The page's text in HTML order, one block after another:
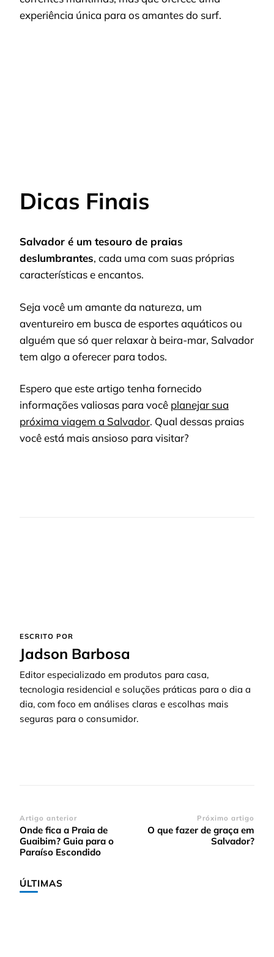
experiência única para os amantes do surf.
Dicas Finais
Salvador é um tesouro de praias
deslumbrantes, cada uma com suas próprias
características e encantos.
Seja você um amante da natureza, um
aventureiro em busca de esportes aquáticos ou
alguém que só quer relaxar à beira-mar, Salvador
tem algo a oferecer para todos.
Espero que este artigo tenha fornecido
informações valiosas para você planejar sua
próxima viagem a Salvador. Qual dessas praias
você está mais ansioso para visitar?
ESCRITO POR
Jadson Barbosa
Editor especializado em produtos para casa,
tecnologia residencial e soluções práticas para o dia a
dia, com foco em análises claras e escolhas mais
seguras para o consumidor.
Navegação
de
post
Artigo anterior
Onde fica a Praia de
Guaibim? Guia para o
Paraíso Escondido
Próximo artigo
O que fazer de graça em
Salvador?
ÚLTIMAS